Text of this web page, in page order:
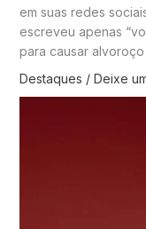
em suas redes
escreveu apenas
para causar
Destaques / Deixe